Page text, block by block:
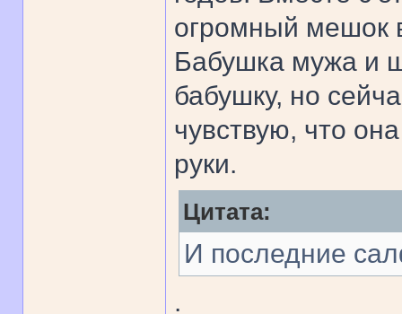
огромный мешок
Бабушка мужа и
бабушку, но
чувствую, что
руки.
Цитата:
И последние
.